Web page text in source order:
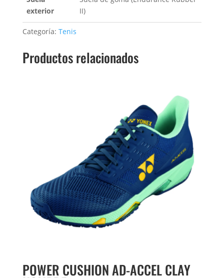
exterior
II)
Categoría: Tenis
Productos relacionados
POWER CUSHION AD-ACCEL CLAY